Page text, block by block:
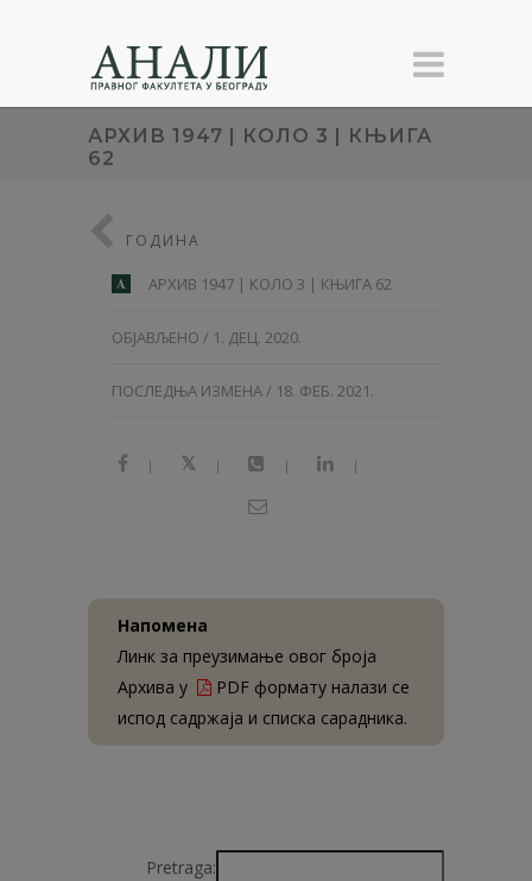
АРХИВ 1947 | КОЛО 3 | КЊИГА
62
ГОДИНА
A АРХИВ 1947 | КОЛО 3 | КЊИГА 62
ОБЈАВЉЕНО / 1. ДЕЦ. 2020.
ПОСЛЕДЊА ИЗМЕНА / 18. ФЕБ. 2021.
| | | |
Напомена
Линк за преузимање овог броја
Архива у
PDF формату налази се
испод садржаја и списка сарадника.
Pretraga: